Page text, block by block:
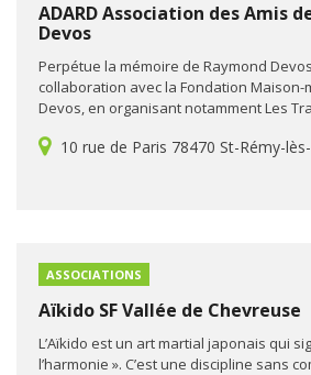
ADARD Association des Amis
Devos
Perpétue la mémoire de Raymond
collaboration avec la Fondation Maison-
Devos, en organisant notamment Les
10 rue de Paris 78470 St-Rémy-
ASSOCIATIONS
Aïkido SF Vallée de Chevreuse
L’Aïkido est un art martial japonais qui
l’harmonie ». C’est une discipline sans